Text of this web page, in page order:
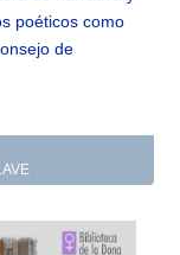
poéticos como
de